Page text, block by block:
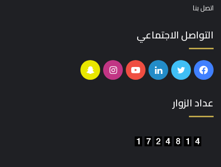
اتصل بنا
التواصل الاجتماعي
فيسبوكتويتر لينكدإنيوتيوبانستقرامسناب
عداد الزوار